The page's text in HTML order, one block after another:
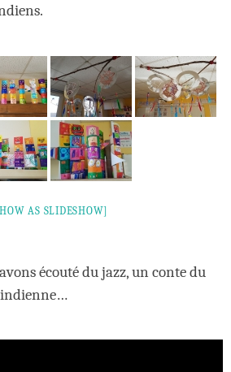
AS SLIDESHOW]
écouté du jazz, un conte du
indienne…